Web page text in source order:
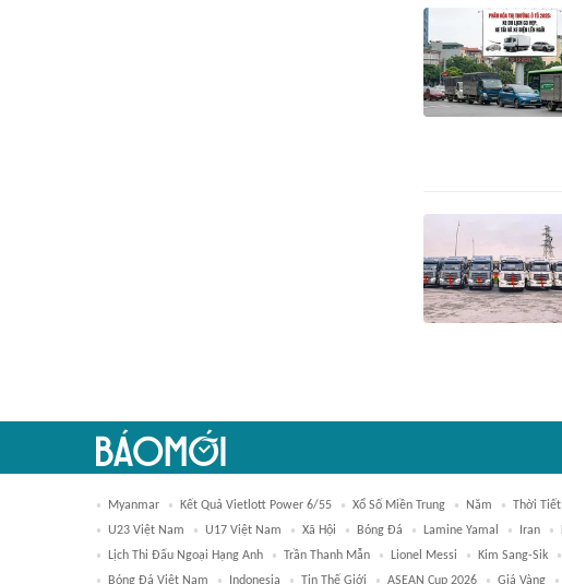
Myanmar Kết Quả Vietlott Power 6/55 Xổ Số Miền Trung Năm Thời Tiết
U23 Việt Nam
U17 Việt Nam Xã Hội Bóng Đá Lamine Yamal Iran
Lịch Thi Đấu Ngoại Hạng Anh
Trần Thanh Mẫn Lionel Messi Kim Sang-Sik
Bóng Đá Việt Nam
Indonesia Tin Thế Giới ASEAN Cup 2026 Giá Vàng